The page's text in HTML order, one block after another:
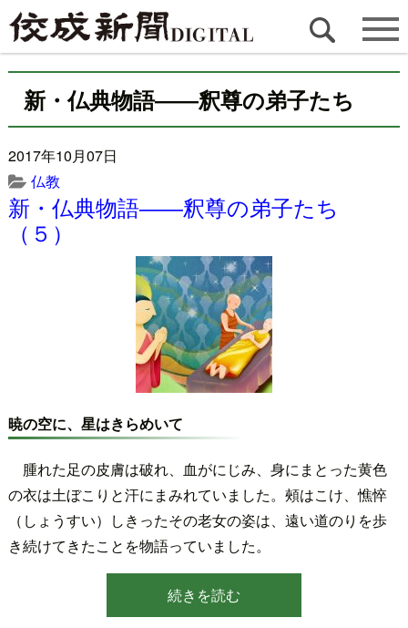
新・仏典物語――釈尊の弟子たち
2017年10月07日
仏教
新・仏典物語――釈尊の弟子たち
（５）
暁の空に、星はきらめいて
腫れた足の皮膚は破れ、血がにじみ、身にまとった黄色
の衣は土ぼこりと汗にまみれていました。頰はこけ、憔悴
（しょうすい）しきったその老女の姿は、遠い道のりを歩
き続けてきたことを物語っていました。
続きを読む